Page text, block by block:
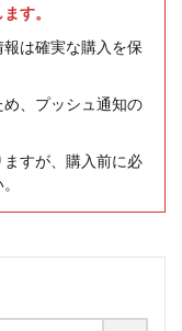
す。
は確実な購入を保
、プッシュ通知の
すが、購入前に必